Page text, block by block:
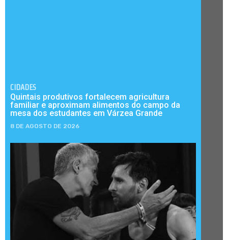
CIDADES
Quintais produtivos fortalecem agricultura
familiar e aproximam alimentos do campo da
mesa dos estudantes em Várzea Grande
8 DE AGOSTO DE 2026